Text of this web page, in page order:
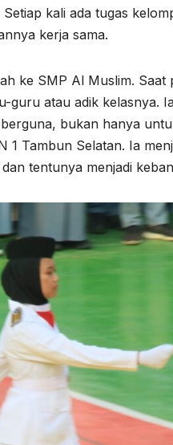
kali ada tugas
kerja sama.
ke SMP Al Muslim.
atau adik kelasnya.
bukan hanya
1 Tambun Selatan. Ia
tentunya menjadi